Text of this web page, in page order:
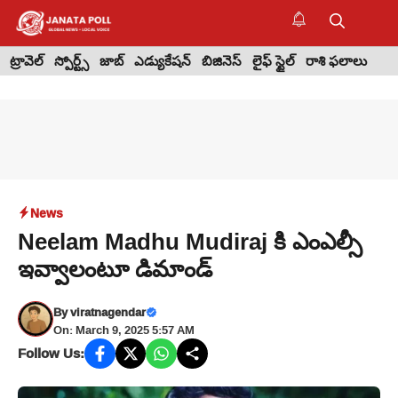
Skip
content
ట్రావెల్ స్పోర్ట్స్ జాబ్ ఎడ్యుకేషన్ బిజినెస్ లైఫ్ స్టైల్ రాశి ఫలాలు
News
Neelam Madhu Mudiraj కి ఎంఎల్సీ
ఇవ్వాలంటూ డిమాండ్
Byviratnagendar
On: March 9, 2025 5:57 AM
Follow Us: